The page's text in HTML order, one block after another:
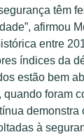
têm
afirmou
entre
índices da
estão bem
quando foram
demonstra
à